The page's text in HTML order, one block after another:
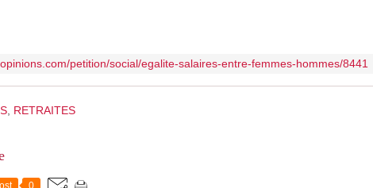
petition/social/egalite-salaires-entre-femmes-hommes/8441
RETRAITES
0